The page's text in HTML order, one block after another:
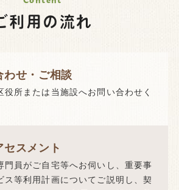
利用の流れ
わせ・ご相談
役所または当施設へお問い合わせく
スメント
門員がご自宅等へお伺いし、重要事
ス等利用計画についてご説明し、契